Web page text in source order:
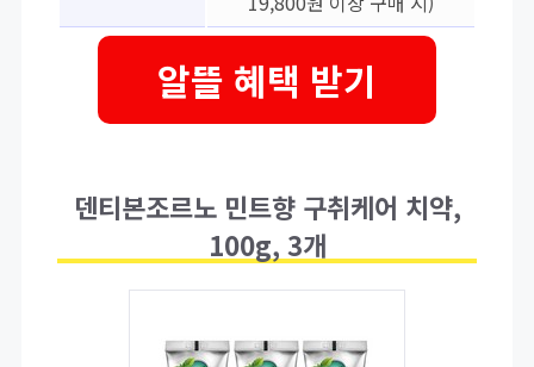
알뜰 혜택 받기
덴티본조르노 민트향 구취케어 치약,
100g, 3개